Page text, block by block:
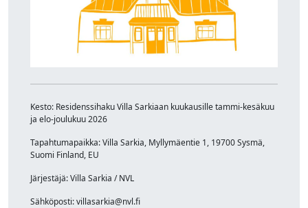
Kesto: Residenssihaku Villa Sarkiaan kuukausille tammi-kesäkuu
ja elo-joulukuu 2026
Tapahtumapaikka: Villa Sarkia, Myllymäentie 1, 19700 Sysmä,
Suomi Finland, EU
Järjestäjä: Villa Sarkia / NVL
Sähköposti: villasarkia@nvl.fi